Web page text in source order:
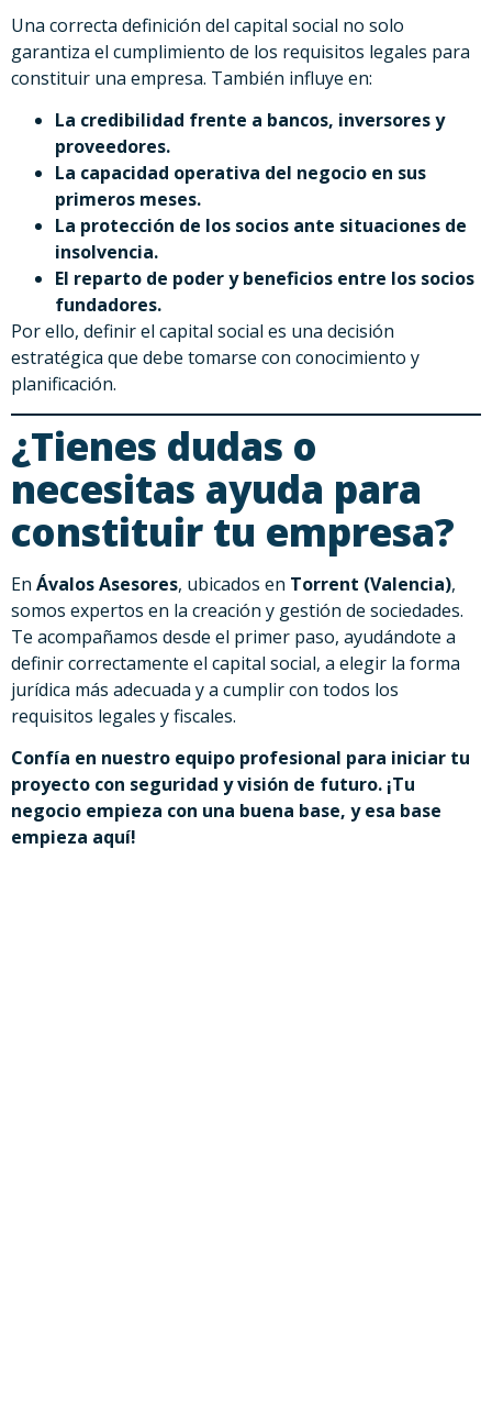
Una correcta definición del capital social no solo
garantiza el cumplimiento de los requisitos legales para
constituir una empresa. También influye en:
La credibilidad frente a bancos, inversores y
proveedores.
La capacidad operativa del negocio en sus
primeros meses.
La protección de los socios ante situaciones de
insolvencia.
El reparto de poder y beneficios entre los socios
fundadores.
Por ello, definir el capital social es una decisión
estratégica que debe tomarse con conocimiento y
planificación.
¿Tienes dudas o
necesitas ayuda para
constituir tu empresa?
En Ávalos Asesores, ubicados en Torrent (Valencia),
somos expertos en la creación y gestión de sociedades.
Te acompañamos desde el primer paso, ayudándote a
definir correctamente el capital social, a elegir la forma
jurídica más adecuada y a cumplir con todos los
requisitos legales y fiscales.
Confía en nuestro equipo profesional para iniciar tu
proyecto con seguridad y visión de futuro. ¡Tu
negocio empieza con una buena base, y esa base
empieza aquí!